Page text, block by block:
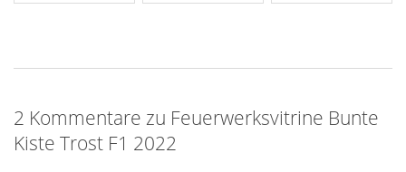
bleiben auch nach 2022 noch mit Hinweis auf die
Sommeraktion 2022 stehen. Es ist bzw. war dann nämlich
eine besondere Sommeraktion. Das ist sie zweifelsohne
2 Kommentare zu Feuerwerksvitrine Bunte
Kiste Trost F1 2022